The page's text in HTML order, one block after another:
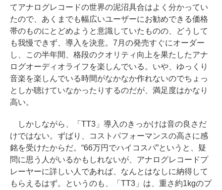
てアナログレコードの世界の泥沼具合はよく分かってい
たので、あくまでも幅広いユーザーにお勧めできる価格
帯のものにとどめようと意識していたものの、どうして
も我慢できず、導入を決意。7月の発売すぐにオーダー
し、この半年間、格段のクオリティ向上を果たしたアナ
ログオーディオライフを楽しんでいる。いや、ゆっくり
音楽を楽しんでいる時間がなかなか作れないのでちょっ
としか聴けていなかったりするのだが、満足度はかなり
高い。
しかしながら、「TT3」導入のきっかけは音の良さだ
けではない。ずばり、コストパフォーマンスの高さに感
銘を受けたからだ。“66万円でハイコスパ”というと、疑
問に思う人がいるかもしれないが、アナログレコードプ
レーヤーに詳しい人であれば、なんとはなしに納得して
もらえるはず。というのも、「TT3」は、重さ約1kgのプ